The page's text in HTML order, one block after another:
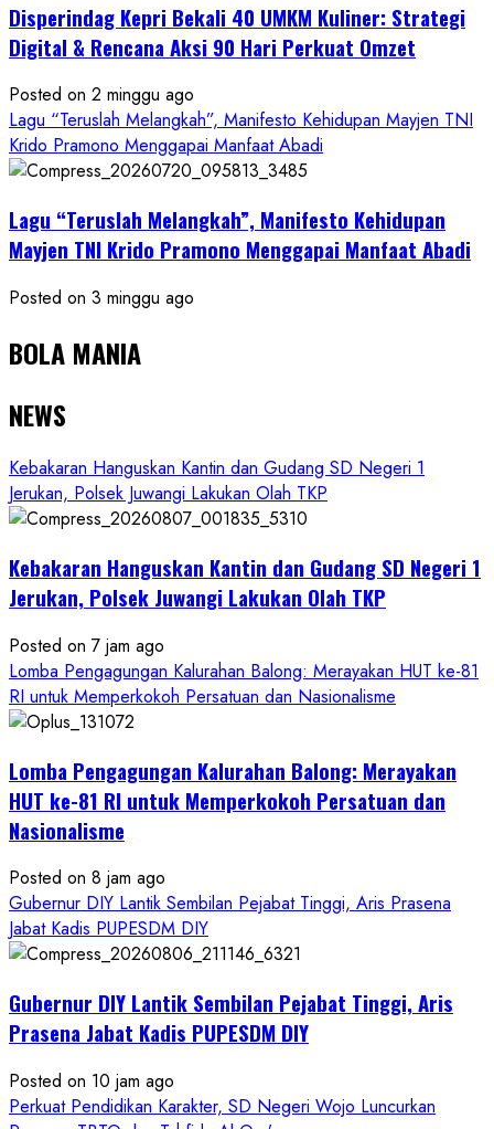
Disperindag Kepri Bekali 40 UMKM Kuliner: Strategi
Digital & Rencana Aksi 90 Hari Perkuat Omzet
Posted on 2 minggu ago
Lagu “Teruslah Melangkah”, Manifesto Kehidupan Mayjen TNI
Krido Pramono Menggapai Manfaat Abadi
Lagu “Teruslah Melangkah”, Manifesto Kehidupan
Mayjen TNI Krido Pramono Menggapai Manfaat Abadi
Posted on 3 minggu ago
BOLA MANIA
NEWS
Kebakaran Hanguskan Kantin dan Gudang SD Negeri 1
Jerukan, Polsek Juwangi Lakukan Olah TKP
Kebakaran Hanguskan Kantin dan Gudang SD Negeri 1
Jerukan, Polsek Juwangi Lakukan Olah TKP
Posted on 7 jam ago
Lomba Pengagungan Kalurahan Balong: Merayakan HUT ke-81
RI untuk Memperkokoh Persatuan dan Nasionalisme
Lomba Pengagungan Kalurahan Balong: Merayakan
HUT ke-81 RI untuk Memperkokoh Persatuan dan
Nasionalisme
Posted on 8 jam ago
Gubernur DIY Lantik Sembilan Pejabat Tinggi, Aris Prasena
Jabat Kadis PUPESDM DIY
Gubernur DIY Lantik Sembilan Pejabat Tinggi, Aris
Prasena Jabat Kadis PUPESDM DIY
Posted on 10 jam ago
Perkuat Pendidikan Karakter, SD Negeri Wojo Luncurkan